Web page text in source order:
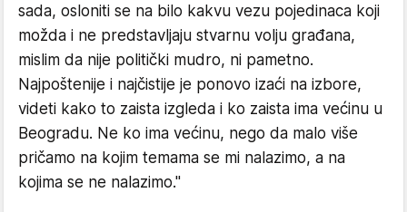
sada, osloniti se na bilo kakvu vezu pojedinaca koji
možda i ne predstavljaju stvarnu volju građana,
mislim da nije politički mudro, ni pametno.
Najpoštenije i najčistije je ponovo izaći na izbore,
videti kako to zaista izgleda i ko zaista ima većinu u
Beogradu. Ne ko ima većinu, nego da malo više
pričamo na kojim temama se mi nalazimo, a na
kojima se ne nalazimo."